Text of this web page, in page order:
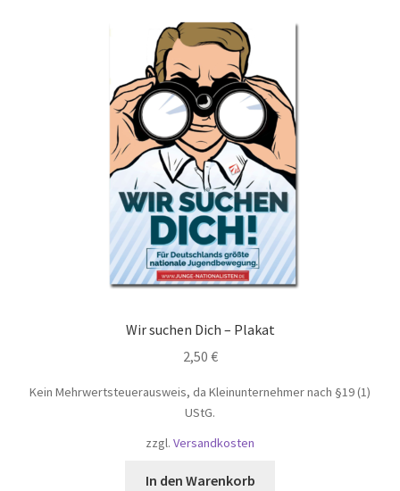
Wir suchen Dich – Plakat
2,50 €
Kein Mehrwertsteuerausweis, da Kleinunternehmer nach §19 (1)
UStG.
zzgl. Versandkosten
In den Warenkorb